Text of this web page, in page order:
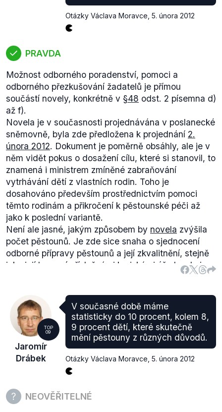
Otázky Václava Moravce 5. února 2012
PRAVDA
Možnost odborného poradenství, pomoci a
odborného přezkušování žadatelů je přímou
součástí novely, konkrétně v §48 odst. 2 písemna d)
až f).
Novela je v současnosti projednávána v poslanecké
sněmovně, byla zde předložena k projednání 2.
února 2012. Dokument je poměrně obsáhly, ale je v
něm vidět pokus o dosažení cílu, které si stanovil, to
znamená i ministrem zmíněné zabraňování
vytrhávání dětí z vlastních rodin. Toho je
dosahováno především prostřednictvím pomoci
těmto rodinám a přikročení k pěstounské péči až
jako k poslední variantě.
Není ale jasné, jakým způsobem by novela zvýšila
počet pěstounů. Je zde sice snaha o sjednocení
odborné přípravy pěstounů a její zkvalitnění, stejně
jako její hrazení příslušnými krajskými úřady, ale je
už otázka, jestli to skutečně povede k nárůstu zájmu
Součastí
novely je i finanční motivace pěstounů a
jejich materiální zabezpečení v přechodném období,
kdy se mají starat o dítě.
Výrok můžeme označit za pravdivý
TOP
09
Jaromír
Drábek
V současné době máme
statisticky do 10 procent, kolem 8,
9 procent dětí, které skutečně
mění pěstouny z různých důvodů.
Otázky Václava Moravce 5. února 2012
NEOVĚŘITELNÉ